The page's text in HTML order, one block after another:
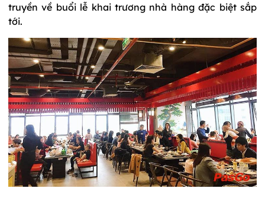
truyền về buổi lễ khai trương nhà hàng đặc biệt sắp
tới.